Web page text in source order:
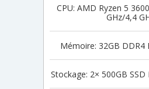
CPU: AMD Ryzen 5
GHz/4,4
Mémoire: 32GB DDR4
Stockage: 2× 500GB